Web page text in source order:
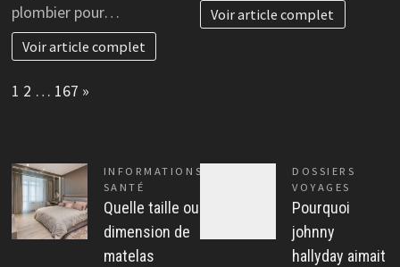
plombier pour…
Voir article complet
Voir article complet
Page:
1 2 … 167 Next
»
INFORMATIONS
SANTÉ
Quelle taille ou
dimension de
matelas
DOSSIERS
VOYAGES
Pourquoi
johnny
hallyday aimait